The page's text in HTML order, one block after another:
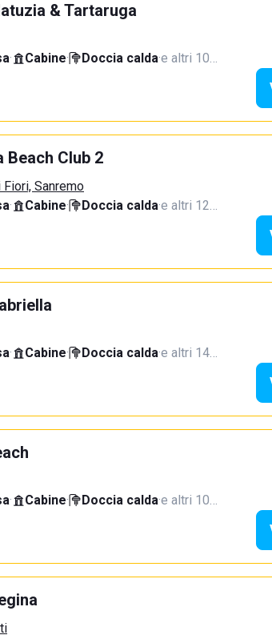
& Tartaruga
· Cabine· Doccia calda·e altri 10…
Beach Club 2
Sanremo
· Cabine· Doccia calda·e altri 12…
· Cabine· Doccia calda·e altri 14…
· Cabine· Doccia calda·e altri 10…